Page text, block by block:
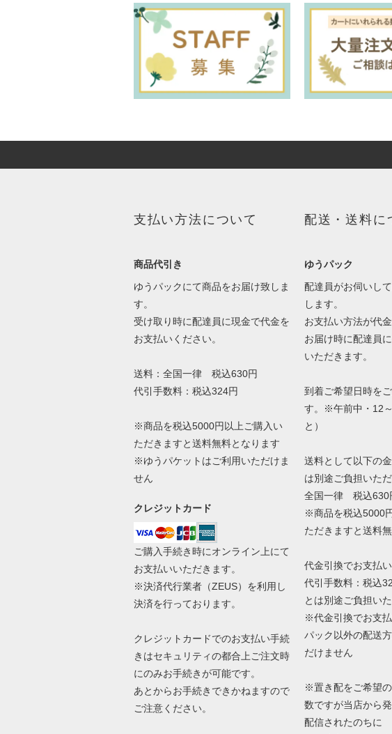
支払い方法について
商品代引き
ゆうパックにて商品をお届け致しま
す。
受け取り時に配達員に現金で代金を
お支払いください。
送料：全国一律 税込630円
代引手数料：税込324円
※商品を税込5000円以上ご購入い
ただきますと送料無料となります
※ゆうパケットはご利用いただけま
せん
クレジットカード
ご購入手続き時にオンライン上にて
お支払いいただきます。
※決済代行業者（ZEUS）を利用し
決済を行っております。
クレジットカードでのお支払い手続
きはセキュリティの都合上ご注文時
にのみお手続きが可能です。
あとからお手続きできかねますので
ご注意ください。
配送・送料に
ゆうパック
配達員がお伺いし
します。
お支払い方法が代
お届け時に配達員
いただきます。
到着ご希望日時を
す。※午前中・12
と）
送料として以下の
は別途ご負担いただ
全国一律 税込630
※商品を税込5000
ただきますと送料
代金引換でお支払い
代引手数料：税込
とは別途ご負担いた
※代金引換でお支
パック以外の配送
だけません
※置き配をご希望
数ですが当店から
配信されたのちに